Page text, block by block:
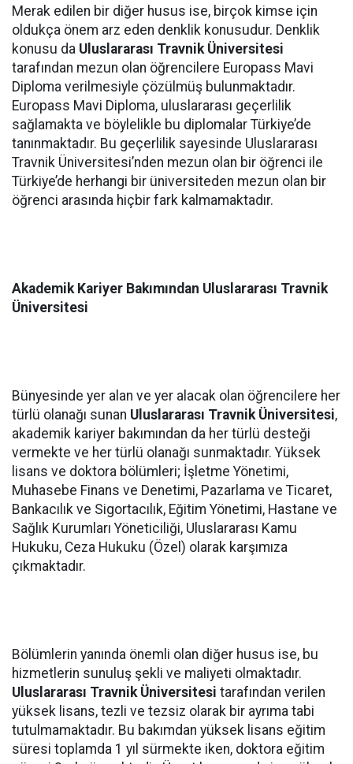
Merak edilen bir diğer husus ise, birçok kimse için
oldukça önem arz eden denklik konusudur. Denklik
konusu da Uluslararası Travnik Üniversitesi
tarafından mezun olan öğrencilere Europass Mavi
Diploma verilmesiyle çözülmüş bulunmaktadır.
Europass Mavi Diploma, uluslararası geçerlilik
sağlamakta ve böylelikle bu diplomalar Türkiye’de
tanınmaktadır. Bu geçerlilik sayesinde Uluslararası
Travnik Üniversitesi’nden mezun olan bir öğrenci ile
Türkiye’de herhangi bir üniversiteden mezun olan bir
öğrenci arasında hiçbir fark kalmamaktadır.
Akademik Kariyer Bakımından Uluslararası Travnik
Üniversitesi
Bünyesinde yer alan ve yer alacak olan öğrencilere her
türlü olanağı sunan Uluslararası Travnik Üniversitesi,
akademik kariyer bakımından da her türlü desteği
vermekte ve her türlü olanağı sunmaktadır. Yüksek
lisans ve doktora bölümleri; İşletme Yönetimi,
Muhasebe Finans ve Denetimi, Pazarlama ve Ticaret,
Bankacılık ve Sigortacılık, Eğitim Yönetimi, Hastane ve
Sağlık Kurumları Yöneticiliği, Uluslararası Kamu
Hukuku, Ceza Hukuku (Özel) olarak karşımıza
çıkmaktadır.
Bölümlerin yanında önemli olan diğer husus ise, bu
hizmetlerin sunuluş şekli ve maliyeti olmaktadır.
Uluslararası Travnik Üniversitesi tarafından verilen
yüksek lisans, tezli ve tezsiz olarak bir ayrıma tabi
tutulmamaktadır. Bu bakımdan yüksek lisans eğitim
süresi toplamda 1 yıl sürmekte iken, doktora eğitim